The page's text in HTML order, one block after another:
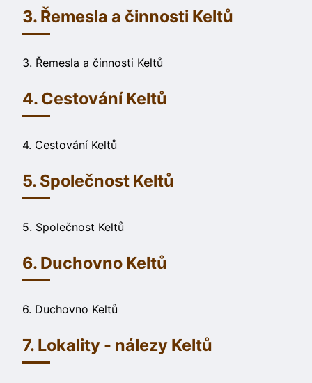
3. Řemesla a činnosti Keltů
3. Řemesla a činnosti Keltů
4. Cestování Keltů
4. Cestování Keltů
5. Společnost Keltů
5. Společnost Keltů
6. Duchovno Keltů
6. Duchovno Keltů
7. Lokality - nálezy Keltů